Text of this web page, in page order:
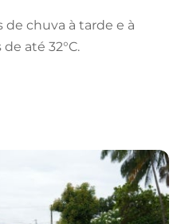
de chuva à tarde e à
até 32°C.